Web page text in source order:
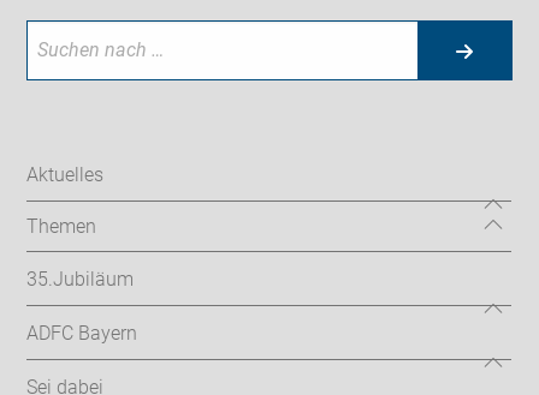
Aktuelles
Themen
35.Jubiläum
ADFC Bayern
Sei dabei